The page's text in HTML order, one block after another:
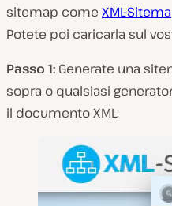
sitemap come XML-
Potete poi caricarla sul
Passo 1: Generate una
sopra o qualsiasi
il documento XML.